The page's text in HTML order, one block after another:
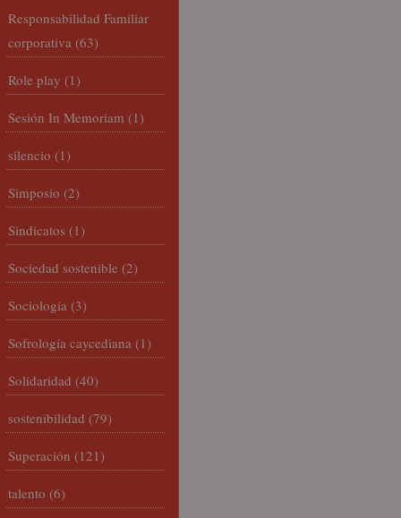
Responsabilidad Familiar
corporativa (63)
Role play (1)
Sesión In Memoriam (1)
silencio (1)
Simposio (2)
Sindicatos (1)
Sociedad sostenible (2)
Sociología (3)
Sofrología caycediana (1)
Solidaridad (40)
sostenibilidad (79)
Superación (121)
talento (6)